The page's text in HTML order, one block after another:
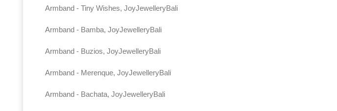
Armband - Tiny Wishes, JoyJewelleryBali
Armband - Bamba, JoyJewelleryBali
Armband - Buzios, JoyJewelleryBali
Armband - Merenque, JoyJewelleryBali
Armband - Bachata, JoyJewelleryBali